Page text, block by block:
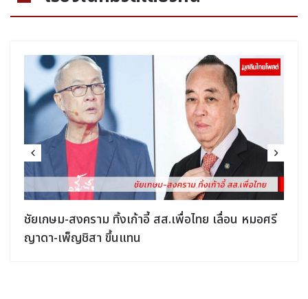
ชัยเกษม-สงคราม ทิ้งเก้าอี้ สส.เพื่อไทย เลื่อน หมอศรี
ญาดา-เพ็ญชิสา ขึ้นแทน